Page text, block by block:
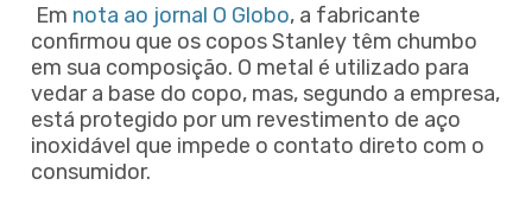
Em nota ao jornal O Globo, a fabricante
confirmou que os copos Stanley têm chumbo
em sua composição. O metal é utilizado para
vedar a base do copo, mas, segundo a empresa,
está protegido por um revestimento de aço
inoxidável que impede o contato direto com o
consumidor.